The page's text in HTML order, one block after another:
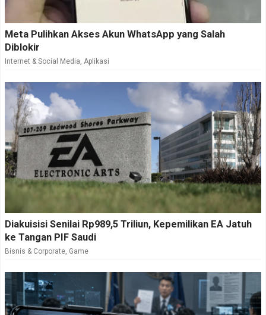
Meta Pulihkan Akses Akun WhatsApp yang Salah
Diblokir
Internet & Social Media Aplikasi
Diakuisisi Senilai Rp989,5 Triliun, Kepemilikan EA Jatuh
ke Tangan PIF Saudi
Bisnis & Corporate Game